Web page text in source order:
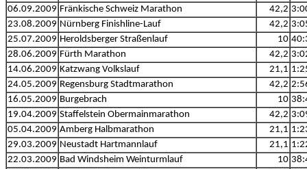
06.09.2009 Fränkische Schweiz Marathon 42,2
23.08.2009 Nürnberg Finishline-Lauf 42,2
25.07.2009 Heroldsberger Straßenlauf 10
28.06.2009 Fürth Marathon 42,2
14.06.2009 Katzwang Volkslauf 21,1
24.05.2009 Regensburg Stadtmarathon 42,2
16.05.2009 Burgebrach 10
19.04.2009 Staffelstein Obermainmarathon 42,2
05.04.2009 Amberg Halbmarathon 21,1
29.03.2009 Neustadt Hartmannlauf 21,1
22.03.2009 Bad Windsheim Weinturmlauf 10